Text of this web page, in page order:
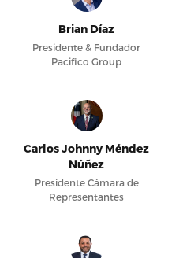
Brian Díaz
Presidente & Fundador
Pacifico Group
Carlos Johnny Méndez
Núñez
Presidente Cámara de
Representantes